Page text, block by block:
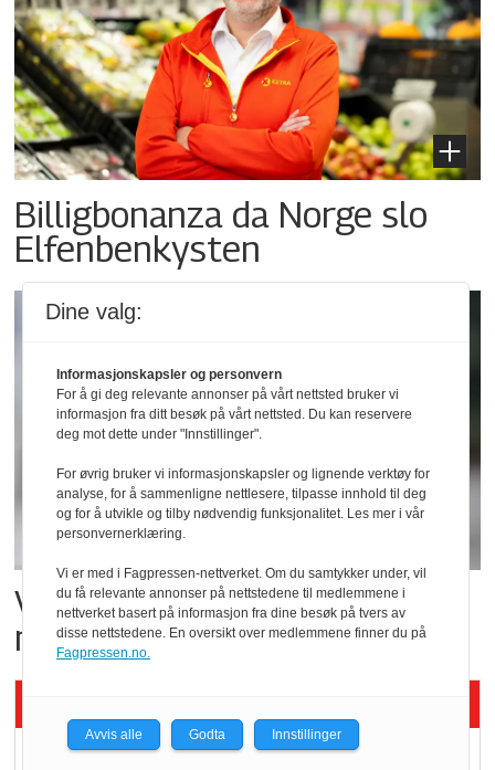
Billigbonanza da Norge slo
Elfenbenkysten
Vil vokse i brusmarkedet
med Dr Pepper
Dine valg:
Informasjonskapsler og personvern
For å gi deg relevante annonser på vårt nettsted bruker vi
informasjon fra ditt besøk på vårt nettsted. Du kan reservere
deg mot dette under "Innstillinger".
For øvrig bruker vi informasjonskapsler og lignende verktøy for
analyse, for å sammenligne nettlesere, tilpasse innhold til deg
og for å utvikle og tilby nødvendig funksjonalitet. Les mer i vår
personvernerklæring.
Vi er med i Fagpressen-nettverket. Om du samtykker under, vil
du få relevante annonser på nettstedene til medlemmene i
nettverket basert på informasjon fra dine besøk på tvers av
disse nettstedene. En oversikt over medlemmene finner du på
Fagpressen.no.
Avvis alle Godta Innstillinger